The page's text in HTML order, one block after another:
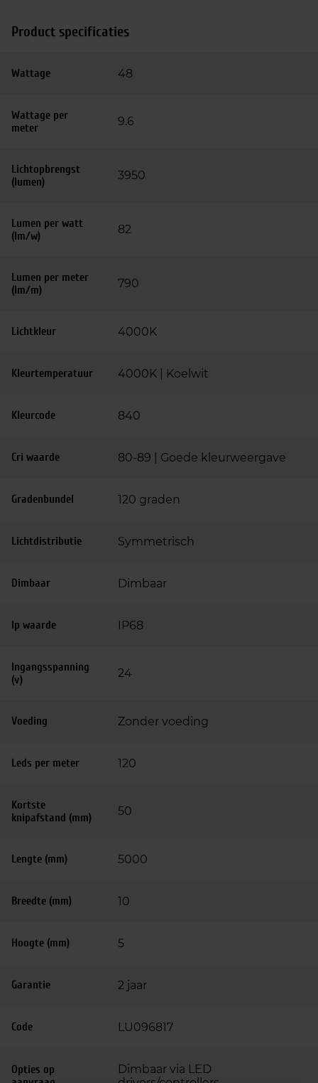
Product specificaties
Wattage 48
Wattage per
meter
9.6
Lichtopbrengst
(lumen)
3950
Lumen per watt
(lm/w)
82
Lumen per meter
(lm/m)
790
Lichtkleur 4000K
Kleurtemperatuur 4000K | Koelwit
Kleurcode 840
Cri waarde 80-89 | Goede kleurweergave
Gradenbundel 120 graden
Lichtdistributie Symmetrisch
Dimbaar Dimbaar
Ip waarde IP68
Ingangsspanning
(v)
24
Voeding Zonder voeding
Leds per meter 120
Kortste
knipafstand (mm)
50
Lengte (mm) 5000
Breedte (mm) 10
Hoogte (mm) 5
Garantie 2 jaar
Code LU096817
Opties op
Dimbaar via LED